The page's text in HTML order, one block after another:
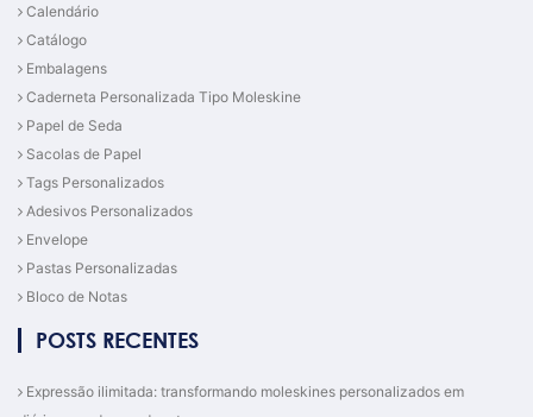
Calendário
Catálogo
Embalagens
Caderneta Personalizada Tipo Moleskine
Papel de Seda
Sacolas de Papel
Tags Personalizados
Adesivos Personalizados
Envelope
Pastas Personalizadas
Bloco de Notas
POSTS RECENTES
Expressão ilimitada: transformando moleskines personalizados em